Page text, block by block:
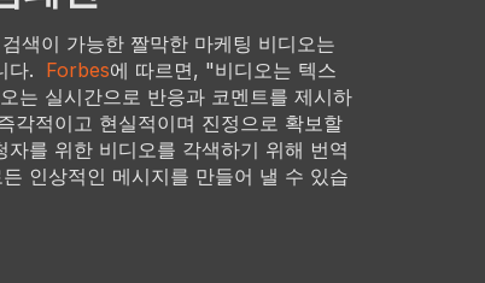
색이 가능한 짤막한 마케팅 비디오는
다. Forbes에 따르면, "비디오는 텍스
는 실시간으로 반응과 코멘트를 제시하
각적이고 현실적이며 진정으로 확보할
를 위한 비디오를 각색하기 위해 번역
인상적인 메시지를 만들어 낼 수 있습